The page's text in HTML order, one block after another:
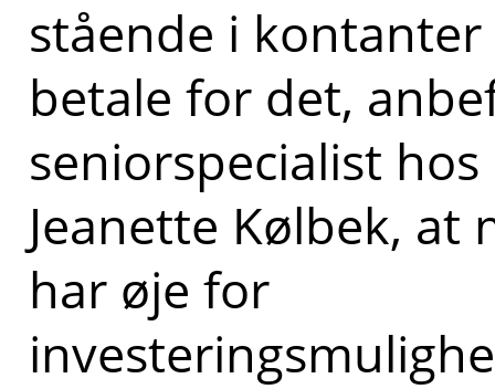
stående i
betale for det,
seniorspecialist
Jeanette Kølbek,
har øje for